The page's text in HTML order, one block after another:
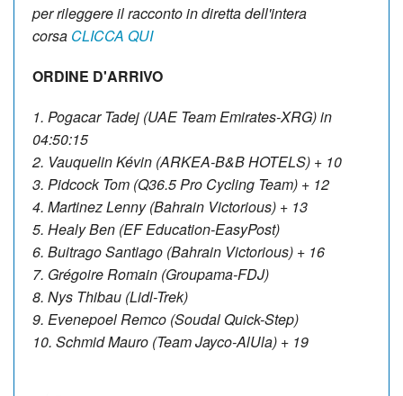
per rileggere il racconto in diretta dell'intera
corsa CLICCA QUI
ORDINE D'ARRIVO
1. Pogacar Tadej (UAE Team Emirates-XRG) in
04:50:15
2. Vauquelin Kévin (ARKEA-B&B HOTELS) + 10
3. Pidcock Tom (Q36.5 Pro Cycling Team) + 12
4. Martinez Lenny (Bahrain Victorious) + 13
5. Healy Ben (EF Education-EasyPost)
6. Buitrago Santiago (Bahrain Victorious) + 16
7. Grégoire Romain (Groupama-FDJ)
8. Nys Thibau (Lidl-Trek)
9. Evenepoel Remco (Soudal Quick-Step)
10. Schmid Mauro (Team Jayco-AlUla) + 19